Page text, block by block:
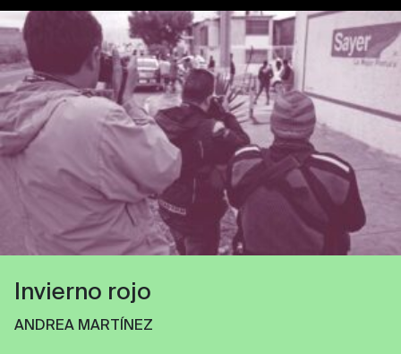
Invierno rojo
ANDREA MARTÍNEZ